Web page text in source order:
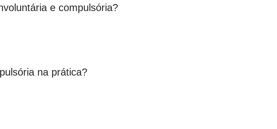
e compulsória?
na prática?